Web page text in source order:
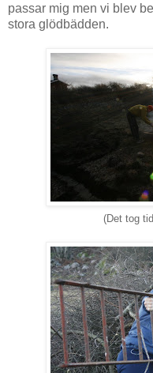
passar mig men vi blev
stora glödbädden.
(Det tog